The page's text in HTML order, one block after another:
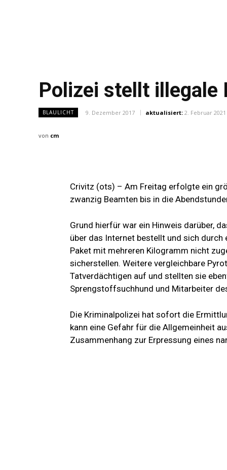
Polizei stellt illegale
BLAULICHT 9. Dezember 2017 aktualisiert: 2. Februar 2021
von cm
Crivitz (ots) – Am Freitag erfolgte ein
zwanzig Beamten bis in die
Grund hierfür war ein Hinweis darüber,
über das Internet bestellt und sich
Paket mit mehreren Kilogramm nicht
sicherstellen. Weitere vergleichbare
Tatverdächtigen auf und stellten sie
Sprengstoffsuchhund und Mitarbeiter
Die Kriminalpolizei hat sofort die
kann eine Gefahr für die Allgemeinheit
Zusammenhang zur Erpressung eines